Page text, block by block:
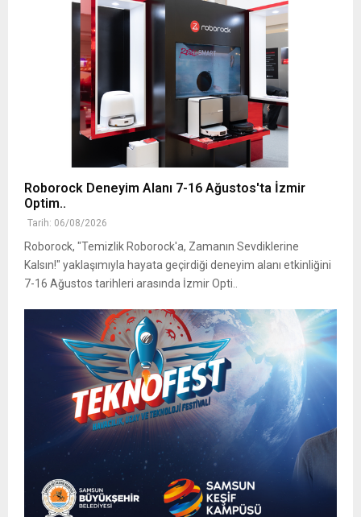
Roborock Deneyim Alanı 7-16 Ağustos'ta İzmir
Optim..
Tarih: 06/08/2026
Roborock, "Temizlik Roborock'a, Zamanın Sevdiklerine
Kalsın!" yaklaşımıyla hayata geçirdiği deneyim alanı etkinliğini
7-16 Ağustos tarihleri arasında İzmir Opti..